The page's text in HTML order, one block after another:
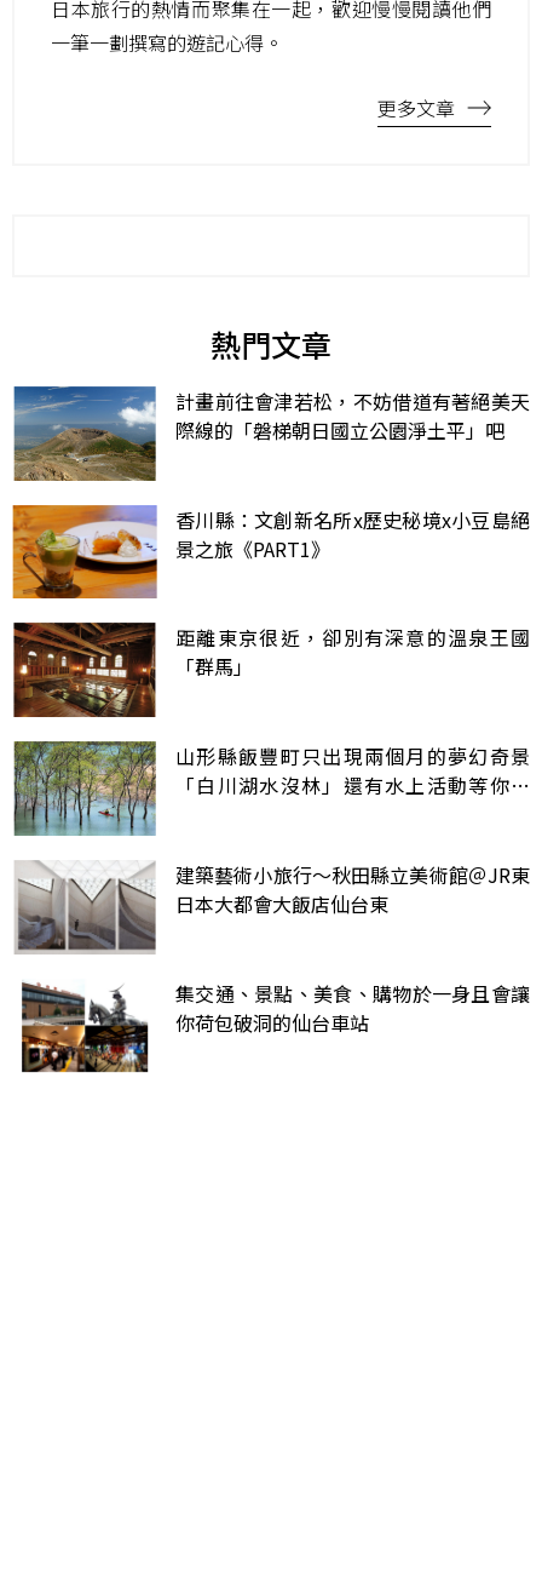
日本旅行的熱情而聚集在一起，歡迎慢慢閱讀他們
一筆一劃撰寫的遊記心得。
更多文章
熱門文章
計畫前往會津若松，不妨借道有著絕美天
際線的「磐梯朝日國立公園淨土平」吧
香川縣：文創新名所x歷史秘境x小豆島絕
景之旅《PART1》
距離東京很近，卻別有深意的溫泉王國
「群馬」
山形縣飯豐町只出現兩個月的夢幻奇景
「白川湖水沒林」還有水上活動等你來
建築藝術小旅行～秋田縣立美術館＠JR東
日本大都會大飯店仙台東
集交通、景點、美食、購物於一身且會讓
你荷包破洞的仙台車站